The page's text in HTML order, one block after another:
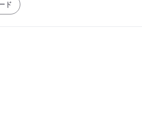
ド